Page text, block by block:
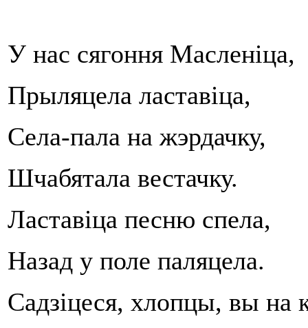
У нас сягоння Масленіца,
Прыляцела ластавіца,
Села-пала на жэрдачку,
Шчабятала вестачку.
Ластавіца песню спела,
Назад у поле паляцела.
Садзіцеся, хлопцы, вы на